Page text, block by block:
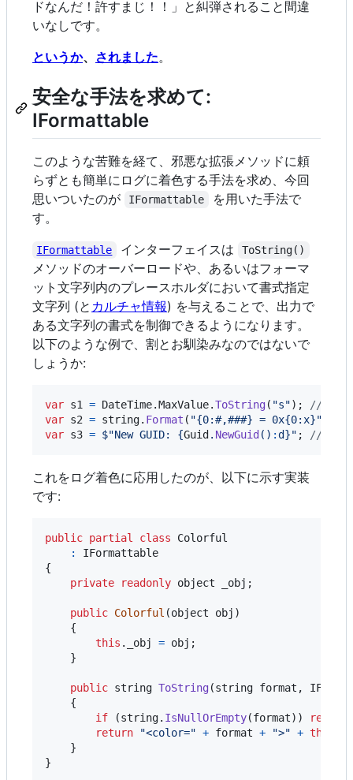
ドなんだ！許すまじ！！」と糾弾されること間違
いなしです。
というか、 されました。
安全な手法を求めて:
IFormattable
このような苦難を経て、邪悪な拡張メソッドに頼
らずとも簡単にログに着色する手法を求め、今回
思いついたのが
IFormattable
を用いた手法で
す。
IFormattable インターフェイスは ToString()
メソッドのオーバーロードや、あるいはフォーマ
ット文字列内のプレースホルダにおいて書式指定
文字列 (と カルチャ情報) を与えることで、出力で
ある文字列の書式を制御できるようになります。
以下のような例で、割とお馴染みなのではないで
しょうか:
var s1 = DateTime.MaxValue.ToString( "s") ;
//
var s2 = string. Format ( "{0:#,###} = 0x{0:x}"
var s3 = $"New GUID: {Guid . NewGuid ( ) :d}" ; //
これをログ着色に応用したのが、以下に示す実装
です:
public partial class
Colorful
:
IFormattable
{
private
readonly object _obj ;
public Colorful (object obj )
{
this . _obj = obj ;
}
public string ToString(string format ,
{
if
(string. IsNullOrEmpty(format) )
return
return
"<color=" + format + ">" + this
}
}